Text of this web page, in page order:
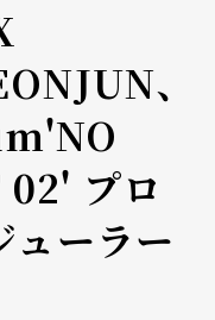
、
プロ
ューラー